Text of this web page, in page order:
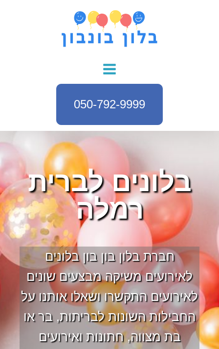
050-792-9999
בלונים לברית
רמלה
חברת בלון בון בון בלונים
לאירועים משיקה מבצעים שונים
לאירועים התקשרו ושאלו אותנו על
החבילות השונות לבריתות, בר או
בת מצווה, חתונות ואירועים